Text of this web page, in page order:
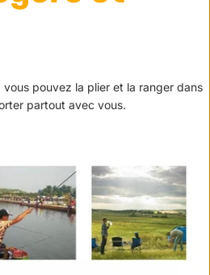
pouvez la plier et la ranger dans
partout avec vous.